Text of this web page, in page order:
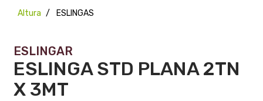
Altura ESLINGAS
ESLINGAR
ESLINGA STD PLANA 2TN
X 3MT